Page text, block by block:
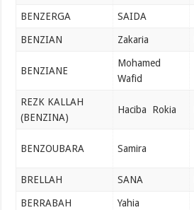
BENZERGA SAIDA
BENZIAN Zakaria
BENZIANE
Mohamed
Wafid
REZK KALLAH
(BENZINA)
Haciba Rokia
BENZOUBARA Samira
BRELLAH SANA
BERRABAH Yahia